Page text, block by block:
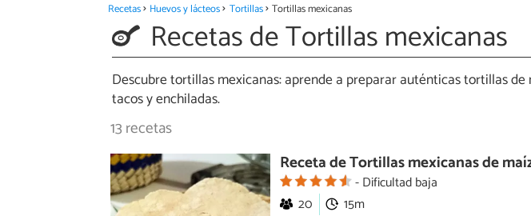
Recetas Huevos y lácteos Tortillas Tortillas mexicanas
Recetas de Tortillas mexicanas
Descubre tortillas mexicanas: aprende a preparar auténticas tortillas
tacos y enchiladas.
13 recetas
Receta de Tortillas mexicanas de
Dificultad baja
20
15m